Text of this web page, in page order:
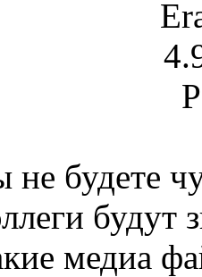
не будете
будут
медиа